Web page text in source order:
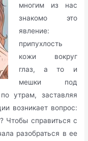
многим из нас
знакомо это
явление:
припухлость
кожи вокруг
глаз, а то и
мешки под
утрам, заставляя
возникает вопрос:
Чтобы справиться с
разобраться в ее